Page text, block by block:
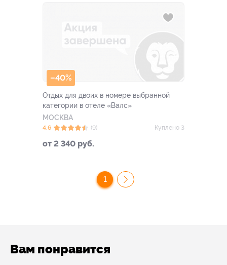
–40%
Отдых для двоих в номере выбранной
категории в отеле «Валс»
МОСКВА
от 2 340 руб.
4.6 (9) Куплено 3
1
Вам понравится